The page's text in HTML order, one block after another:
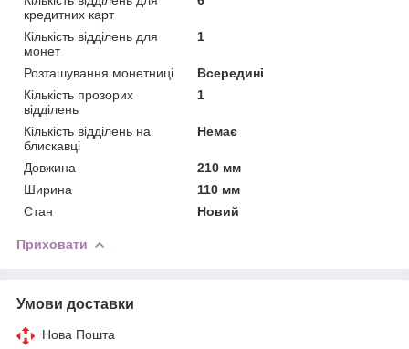
кредитних карт
Кількість відділень для
монет
1
Розташування монетниці
Всередині
Кількість прозорих
відділень
1
Кількість відділень на
блискавці
Немає
Довжина
210 мм
Ширина
110 мм
Стан
Новий
Приховати
Умови доставки
Нова Пошта